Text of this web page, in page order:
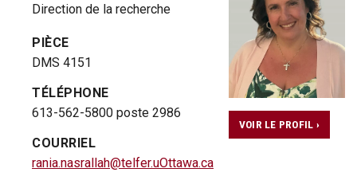
Direction de la recherche
PIÈCE
DMS 4151
TÉLÉPHONE
613-562-5800 poste 2986
COURRIEL
rania.nasrallah@telfer.uOttawa.ca
VOIR LE PROFIL ›